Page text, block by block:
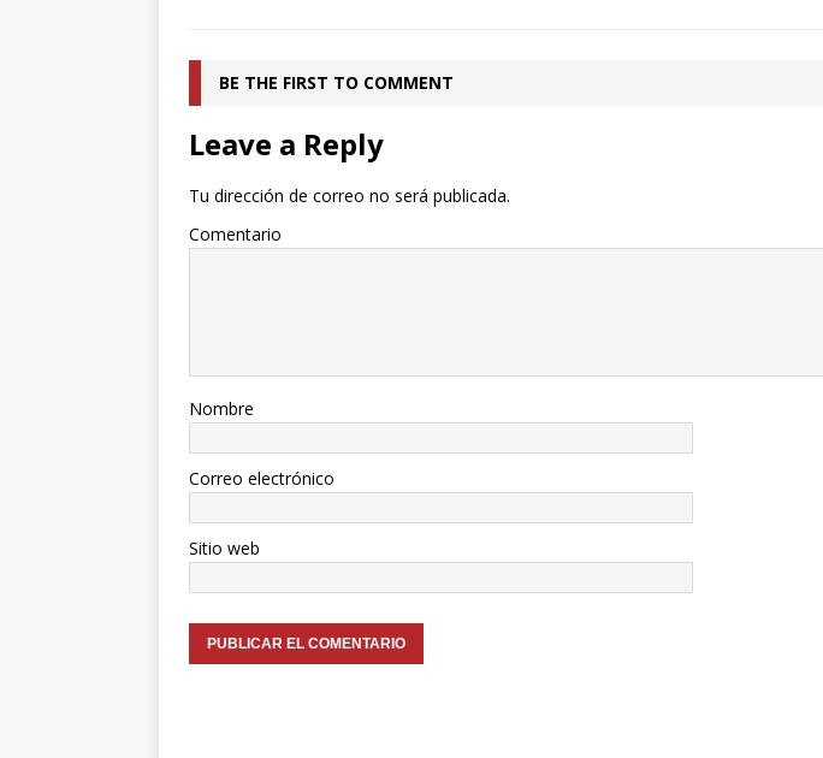
BE THE FIRST TO COMMENT
Leave a Reply
Tu dirección de correo no será publicada.
Comentario
Nombre
Correo electrónico
Sitio web